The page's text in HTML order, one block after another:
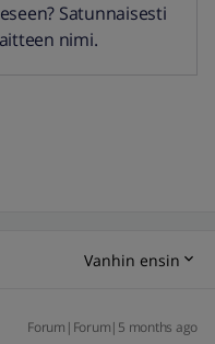
Satunnaisesti
nimi.
Vanhin ensin
Forum|Forum|5 months ago